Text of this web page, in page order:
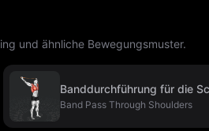
und ähnliche Bewegungsmuster.
Banddurchführung für die
Band Pass Through Shoulders